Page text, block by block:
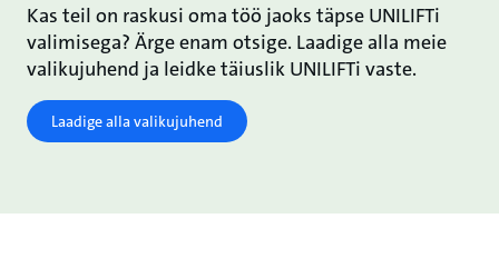
Kas teil on raskusi oma töö jaoks täpse UNILIFTi
valimisega? Ärge enam otsige. Laadige alla meie
valikujuhend ja leidke täiuslik UNILIFTi vaste.
Laadige alla valikujuhend